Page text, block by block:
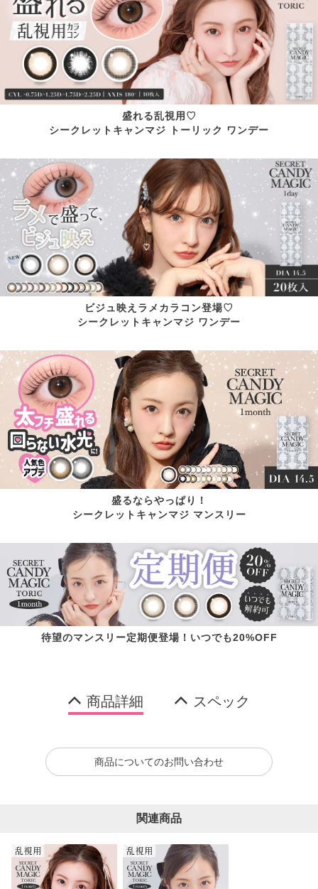
盛れる乱視用♡
シークレットキャンマジ トーリック ワンデー
ビジュ映えラメカラコン登場♡
シークレットキャンマジ ワンデー
盛るならやっぱり！
シークレットキャンマジ マンスリー
待望のマンスリー定期便登場！いつでも20%OFF
商品詳細 スペック
商品についてのお問い合わせ
関連商品